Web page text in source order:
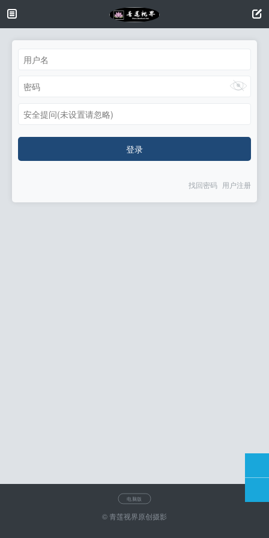
安全提问(未设置请忽略)
登录
找回密码 用户注册
电脑版
© 青莲视界原创摄影